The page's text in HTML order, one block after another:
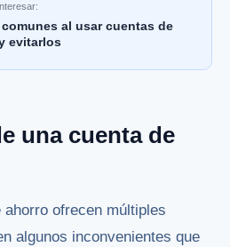
comunes al usar cuentas de
evitarlos
una cuenta de
ofrecen múltiples
algunos inconvenientes que